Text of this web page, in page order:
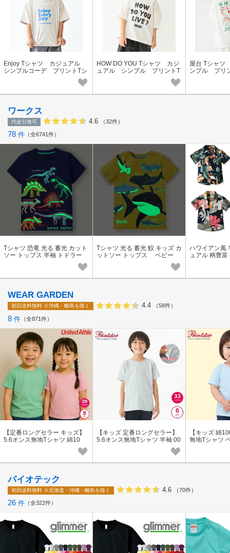
Enjoy Tシャツ カジュアル
シンプルコーデ プリントTシ
ャツ ロゴT バックプリン
HOW DO YOU Tシャツ カジ
ュアル シンプル プリントT
シャツ ロゴTシャツ バック
屋台 Tシャ
ンプル プリ
ワークス
代金引換可 4.6 （32件）
78 件 全6741件
Tシャツ 恐竜 光る 蓄光 カット
ソー トップス 半袖 トドラー
ベビー 新生児 キッズ 子供服
Tシャツ 光る 蓄光 鮫 キッズ カ
ットソー トップス ベビー
ハワイアン風
ュアル 柄豊
WEAR GARDEN
初回送料無料 ※沖縄・離島を除く 4.4 （58件）
8 件 全871件
【定番ロングセラー キッズ】
5.6オンス無地Tシャツ 綿10
【キッズ 定番ロングセラー】
5.6オンス無地Tシャツ 半袖 00
【キッズ 綿
無地Tシャツ
パイオテック
初回送料無料 ※北海道・沖縄・離島を除く 4.6 （70件）
26 件 全322件